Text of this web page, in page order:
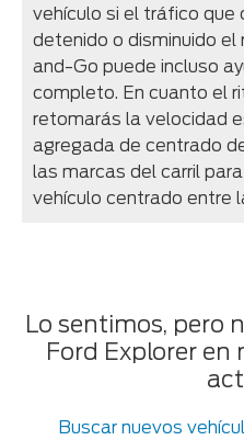
vehículo si el tráfico que
detenido o disminuido
and-Go puede incluso
completo. En cuanto el
retomarás la velocidad
agregada de centrado
las marcas del carril
vehículo centrado entre
Lo sentimos, pero
Ford Explorer
Buscar nuevos